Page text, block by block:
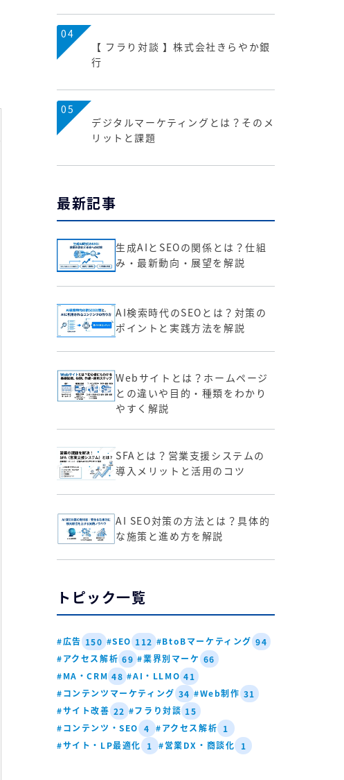
04
【 フラり対談 】株式会社きらやか銀
行
05
デジタルマーケティングとは？そのメ
リットと課題
最新記事
生成AIとSEOの関係とは？仕組
み・最新動向・展望を解説
AI検索時代のSEOとは？対策の
ポイントと実践方法を解説
Webサイトとは？ホームページ
との違いや目的・種類をわかり
やすく解説
SFAとは？営業支援システムの
導入メリットと活用のコツ
AI SEO対策の方法とは？具体的
な施策と進め方を解説
トピック一覧
#広告 150 #SEO 112 #BtoBマーケティング 94
#アクセス解析 69 #業界別マーケ 66
#MA・CRM 48 #AI・LLMO 41
#コンテンツマーケティング 34 #Web制作 31
#サイト改善 22 #フラり対談 15
#コンテンツ・SEO 4 #アクセス解析 1
#サイト・LP最適化
1 #営業DX・商談化 1